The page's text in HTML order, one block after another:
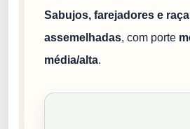
Sabujos, farejadores e
assemelhadas, com porte
média/alta.